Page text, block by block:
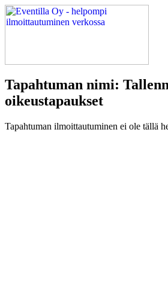
Tapahtuman nimi:
oikeustapaukset
Tapahtuman ilmoittautuminen ei ole tällä